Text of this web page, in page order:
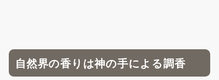
自然界の香りは神の手による調香